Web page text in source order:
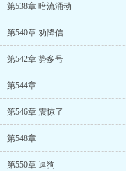
第538章 暗流涌动
第540章 劝降信
第542章 势多号
第544章
第546章 震惊了
第548章
第550章 逗狗